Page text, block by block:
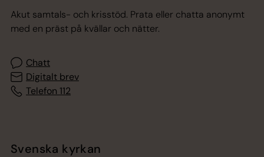
Akut samtals- och krisstöd. Prata eller chatta anonymt
med en präst på kvällar och nätter.
Chatt
Digitalt brev
Telefon 112
Svenska kyrkan